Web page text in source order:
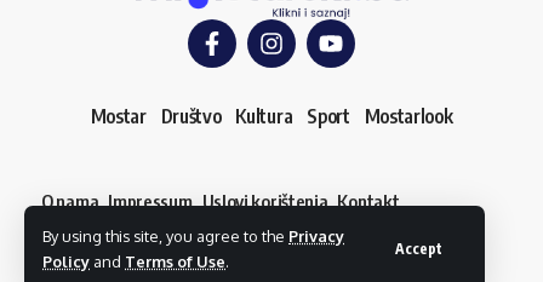
By using this site, you agree to the Privacy
Policy and Terms of Use.
Accept
Mostar Društvo Kultura Sport Mostarlook
O nama Impressum Uslovi korištenja Kontakt
Dojavi vijest
© mostarski.ba. Sva prava pridržana